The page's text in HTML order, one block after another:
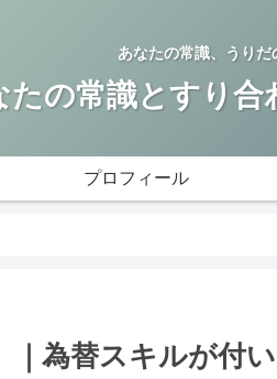
あなたの常識、うりだ
たの常識とすり
プロフィール
為替スキルが付